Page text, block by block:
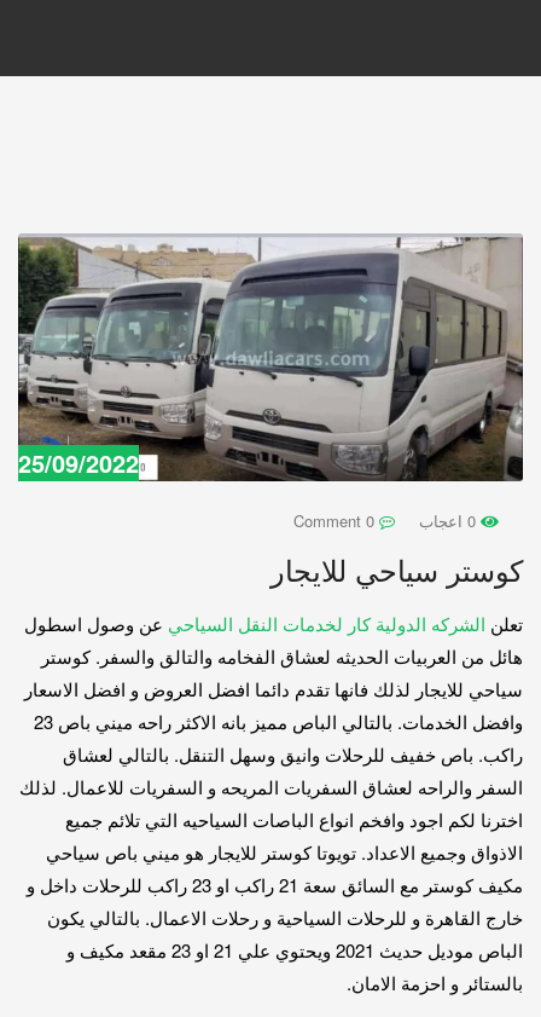
25/09/2022
كوستر سياحي للايجار
تعلن الشركه الدولية كار لخدمات النقل السياحي عن وصول اسطول
هائل من العربيات الحديثه لعشاق الفخامه والتالق والسفر. كوستر
سياحي للايجار لذلك فانها تقدم دائما افضل العروض و افضل الاسعار
وافضل الخدمات. بالتالي الباص مميز بانه الاكثر راحه ميني باص 23
راكب. باص خفيف للرحلات وانيق وسهل التنقل. بالتالي لعشاق
السفر والراحه لعشاق السفريات المريحه و السفريات للاعمال. لذلك
اخترنا لكم اجود وافخم انواع الباصات السياحيه التي تلائم جميع
الاذواق وجميع الاعداد. تويوتا كوستر للايجار هو ميني باص سياحي
مكيف كوستر مع السائق سعة 21 راكب او 23 راكب للرحلات داخل و
خارج القاهرة و للرحلات السياحية و رحلات الاعمال. بالتالي يكون
الباص موديل حديث 2021 ويحتوي علي 21 او 23 مقعد مكيف و
بالستائر و احزمة الامان.